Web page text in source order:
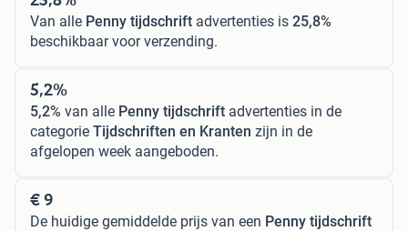
Van alle Penny tijdschrift advertenties is 25,8%
beschikbaar voor verzending.
5,2%
5,2% van alle Penny tijdschrift advertenties in de
categorie Tijdschriften en Kranten zijn in de
afgelopen week aangeboden.
€ 9
De huidige gemiddelde prijs van een Penny tijdschrift